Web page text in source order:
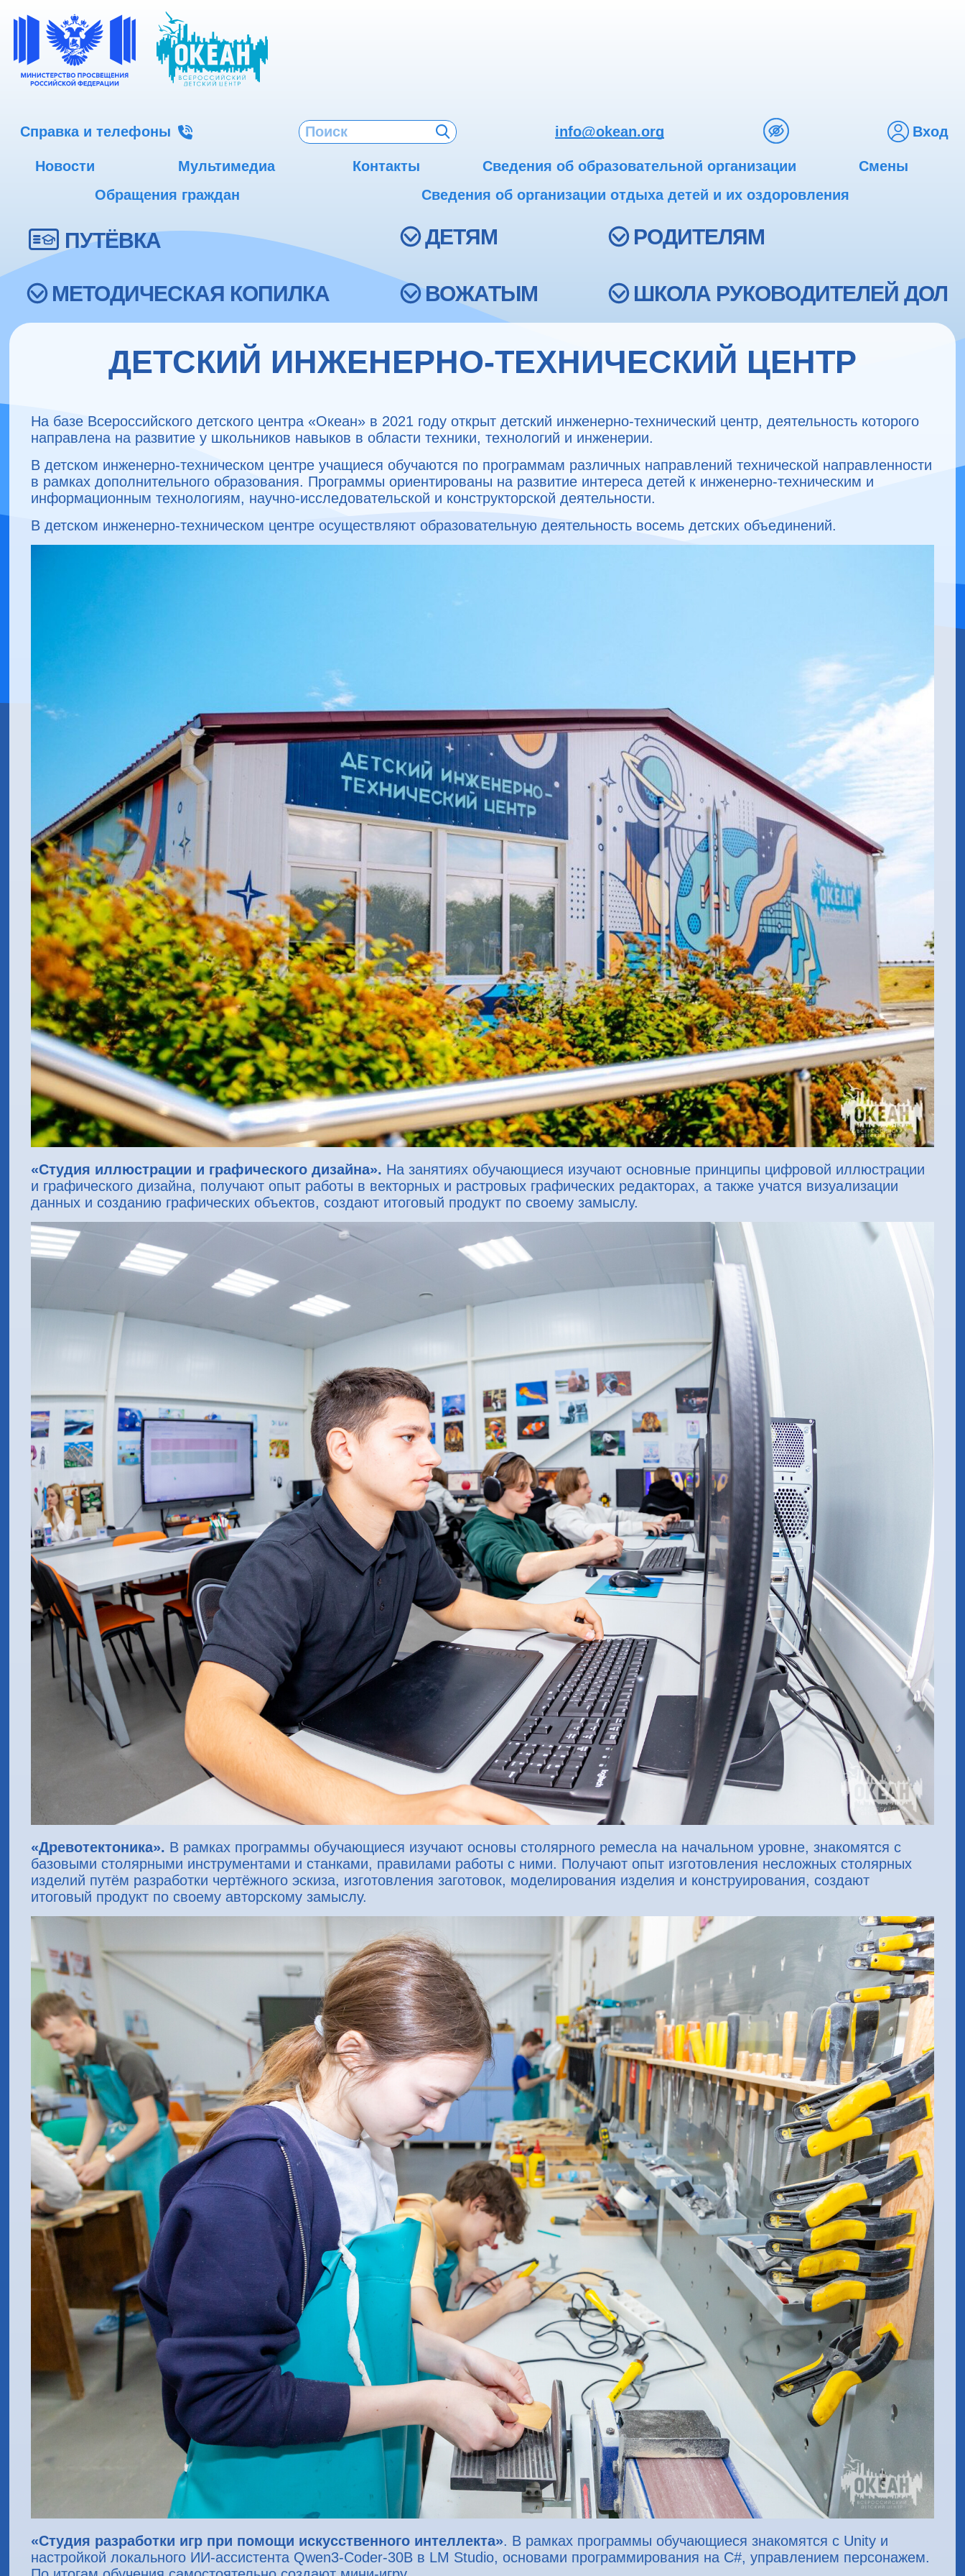
Справка и телефоны info@okean.org Вход
Новости Мультимедиа Контакты Сведения об образовательной организации
Смены
Обращения граждан
Сведения об организации отдыха детей и их оздоровления
ПУТЁВКА ДЕТЯМ РОДИТЕЛЯМ
МЕТОДИЧЕСКАЯ КОПИЛКА ВОЖАТЫМ ШКОЛА РУКОВОДИТЕЛЕЙ ДОЛ
ДЕТСКИЙ ИНЖЕНЕРНО-ТЕХНИЧЕСКИЙ ЦЕНТР
На базе Всероссийского детского центра «Океан» в 2021 году открыт детский инженерно-технический центр, деятельность которого
направлена на развитие у школьников навыков в области техники, технологий и инженерии.
В детском инженерно-техническом центре учащиеся обучаются по программам различных направлений технической направленности
в рамках дополнительного образования. Программы ориентированы на развитие интереса детей к инженерно-техническим и
информационным технологиям, научно-исследовательской и конструкторской деятельности.
В детском инженерно-техническом центре осуществляют образовательную деятельность восемь детских объединений.
«Студия иллюстрации и графического дизайна». На занятиях обучающиеся изучают основные принципы цифровой иллюстрации
и графического дизайна, получают опыт работы в векторных и растровых графических редакторах, а также учатся визуализации
данных и созданию графических объектов, создают итоговый продукт по своему замыслу.
«Древотектоника». В рамках программы обучающиеся изучают основы столярного ремесла на начальном уровне, знакомятся с
базовыми столярными инструментами и станками, правилами работы с ними. Получают опыт изготовления несложных столярных
изделий путём разработки чертёжного эскиза, изготовления заготовок, моделирования изделия и конструирования, создают
итоговый продукт по своему авторскому замыслу.
«Студия разработки игр при помощи искусственного интеллекта». В рамках программы обучающиеся знакомятся с Unity и
настройкой локального ИИ-ассистента Qwen3-Coder-30B в LM Studio, основами программирования на C#, управлением персонажем.